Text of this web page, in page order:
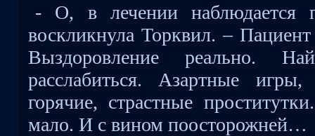
- О, в лечении наблюдается
воскликнула Торквил. –
Выздоровление реально.
расслабиться. Азартные
горячие, страстные
мало. И с вином поосторожней…